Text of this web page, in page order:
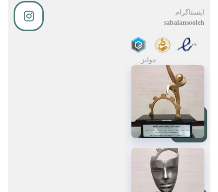
اینستاگرام
sabalansooleh
جوایز